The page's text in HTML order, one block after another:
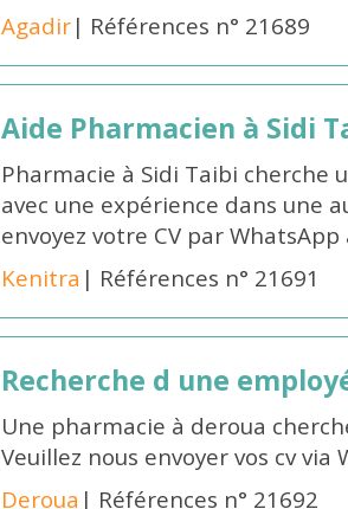
Agadir| Références n° 21689
Aide Pharmacien à Sidi
Pharmacie à Sidi Taibi cherche
avec une expérience dans une
envoyez votre CV par
Kenitra | Références n° 21691
Recherche d une
Une pharmacie à deroua
Veuillez nous envoyer vos cv via
Deroua | Références n° 21692